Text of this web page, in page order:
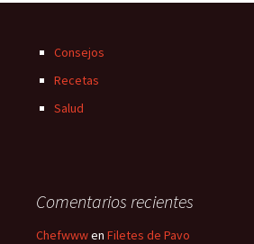
Consejos
Recetas
Salud
Comentarios recientes
Chefwwwen Filetes de Pavo